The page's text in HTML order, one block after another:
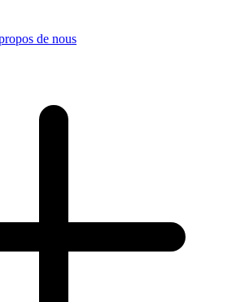
de nous